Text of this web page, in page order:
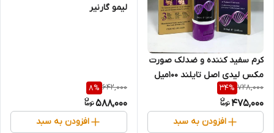
کرم سفید کننده و ضدلک صورت
مکس لیدی اصل تایلند 100میل
728,000
34%
475,000
افزودن به سبد
لیمو گارنیر
642,000
8%
588,000
افزودن به سبد